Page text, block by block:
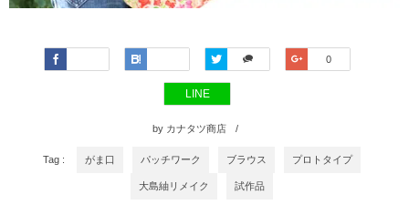
Twitter Google+
0
LINE
by カナタツ商店
Tag : がま口 パッチワーク ブラウス プロトタイプ
大島紬リメイク 試作品